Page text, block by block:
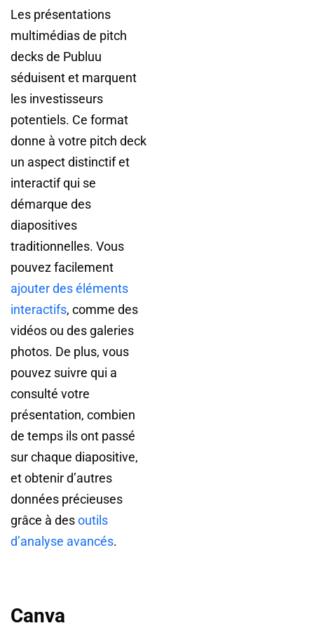
Les présentations
multimédias de pitch
decks de Publuu
séduisent et marquent
les investisseurs
potentiels. Ce format
donne à votre pitch deck
un aspect distinctif et
interactif qui se
démarque des
diapositives
traditionnelles. Vous
pouvez facilement
ajouter des éléments
interactifs, comme des
vidéos ou des galeries
photos. De plus, vous
pouvez suivre qui a
consulté votre
présentation, combien
de temps ils ont passé
sur chaque diapositive,
et obtenir d’autres
données précieuses
grâce à desoutils
d’analyse avancés.
Canva